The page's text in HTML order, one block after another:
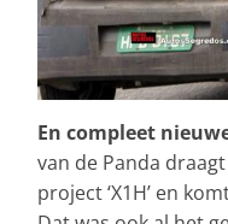
En compleet
van de Panda
project ‘X1H’ en